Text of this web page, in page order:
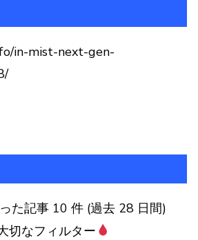
in-mist-next-gen-
た記事 10 件 (過去 28 日間)
切なフィルター